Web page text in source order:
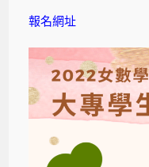
報名網址